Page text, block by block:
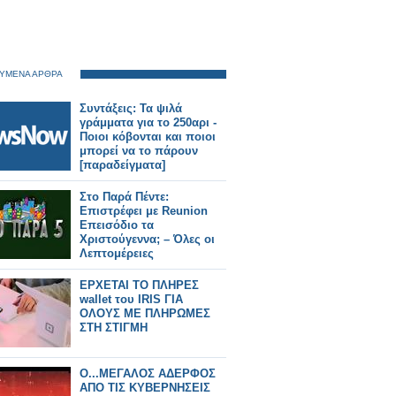
ΑΡΘΡΑ
Συντάξεις: Τα ψιλά
γράμματα για το 250αρι -
Ποιοι κόβονται και ποιοι
μπορεί να το πάρουν
[παραδείγματα]
Στο Παρά Πέντε:
Επιστρέφει με Reunion
Επεισόδιο τα
Χριστούγεννα; – Όλες οι
Λεπτομέρειες
ΕΡΧΕΤΑΙ ΤΟ ΠΛΗΡΕΣ
wallet του IRIS ΓΙΑ
ΟΛΟΥΣ ΜΕ ΠΛΗΡΩΜΕΣ
ΣΤΗ ΣΤΙΓΜΗ
O...ΜΕΓΑΛΟΣ ΑΔΕΡΦΟΣ
ΑΠΟ ΤΙΣ ΚΥΒΕΡΝΗΣΕΙΣ